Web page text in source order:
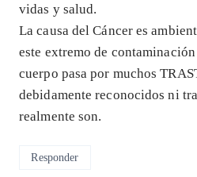
vidas y salud.
La causa del Cáncer es
este extremo de
cuerpo pasa por muchos
debidamente reconocidos ni
realmente son.
Responder